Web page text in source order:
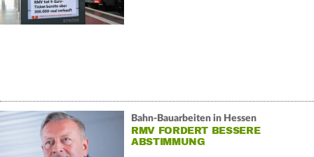
Bahn-Bauarbeiten in Hessen
RMV FORDERT BESSERE
ABSTIMMUNG